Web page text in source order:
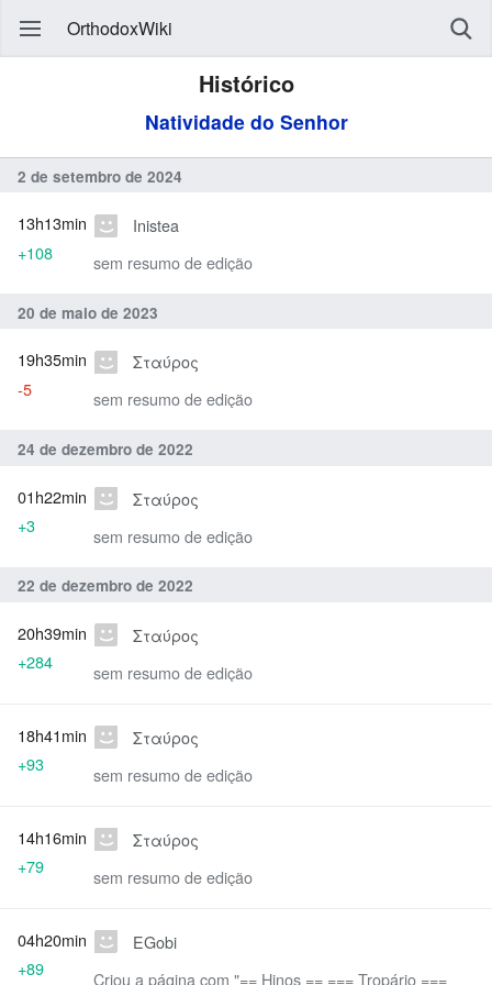
OrthodoxWiki
Histórico
Natividade do Senhor
2 de setembro de 2024
Inistea
sem resumo de edição
13h13min
+108
20 de maio de 2023
Σταύρος
sem resumo de edição
19h35min
-5
24 de dezembro de 2022
Σταύρος
sem resumo de edição
01h22min
+3
22 de dezembro de 2022
Σταύρος
sem resumo de edição
20h39min
+284
Σταύρος
sem resumo de edição
18h41min
+93
Σταύρος
sem resumo de edição
14h16min
+79
EGobi
Criou a página com "== Hinos == === Tropário ===
04h20min
+89